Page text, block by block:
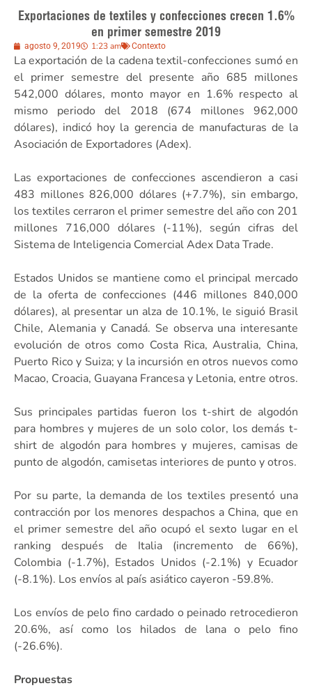
Exportaciones de textiles y confecciones crecen 1.6%
en primer semestre 2019
agosto 9, 2019 1:23 am Contexto
La exportación de la cadena textil-confecciones sumó en
el primer semestre del presente año 685 millones
542,000 dólares, monto mayor en 1.6% respecto al
mismo periodo del 2018 (674 millones 962,000
dólares), indicó hoy la gerencia de manufacturas de la
Asociación de Exportadores (Adex).
Las exportaciones de confecciones ascendieron a casi
483 millones 826,000 dólares (+7.7%), sin embargo,
los textiles cerraron el primer semestre del año con 201
millones 716,000 dólares (-11%), según cifras del
Sistema de Inteligencia Comercial Adex Data Trade.
Estados Unidos se mantiene como el principal mercado
de la oferta de confecciones (446 millones 840,000
dólares), al presentar un alza de 10.1%, le siguió Brasil
Chile, Alemania y Canadá. Se observa una interesante
evolución de otros como Costa Rica, Australia, China,
Puerto Rico y Suiza; y la incursión en otros nuevos como
Macao, Croacia, Guayana Francesa y Letonia, entre otros.
Sus principales partidas fueron los t-shirt de algodón
para hombres y mujeres de un solo color, los demás t-
shirt de algodón para hombres y mujeres, camisas de
punto de algodón, camisetas interiores de punto y otros.
Por su parte, la demanda de los textiles presentó una
contracción por los menores despachos a China, que en
el primer semestre del año ocupó el sexto lugar en el
ranking después de Italia (incremento de 66%),
Colombia (-1.7%), Estados Unidos (-2.1%) y Ecuador
(-8.1%). Los envíos al país asiático cayeron -59.8%.
Los envíos de pelo fino cardado o peinado retrocedieron
20.6%, así como los hilados de lana o pelo fino
(-26.6%).
Propuestas